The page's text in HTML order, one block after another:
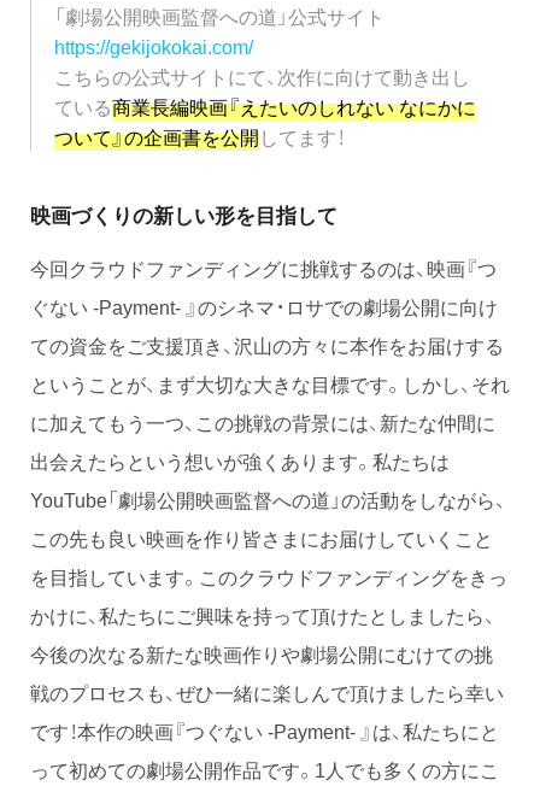
「劇場公開映画監督への道」公式サイト
https://gekijokokai.com/
こちらの公式サイトにて、次作に向けて動き出し
ている商業長編映画『えたいのしれない なにかに
ついて』の企画書を公開してます！
映画づくりの新しい形を目指して
今回クラウドファンディングに挑戦するのは、映画『つ
ぐない -Payment- 』のシネマ・ロサでの劇場公開に向け
ての資金をご支援頂き、沢山の方々に本作をお届けする
ということが、まず大切な大きな目標です。しかし、それ
に加えてもう一つ、この挑戦の背景には、新たな仲間に
出会えたらという想いが強くあります。私たちは
YouTube「劇場公開映画監督への道」の活動をしながら、
この先も良い映画を作り皆さまにお届けしていくこと
を目指しています。このクラウドファンディングをきっ
かけに、私たちにご興味を持って頂けたとしましたら、
今後の次なる新たな映画作りや劇場公開にむけての挑
戦のプロセスも、ぜひ一緒に楽しんで頂けましたら幸い
です！本作の映画『つぐない -Payment- 』は、私たちにと
って初めての劇場公開作品です。1人でも多くの方にこ